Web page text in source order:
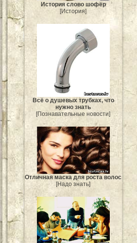
История слово шофёр
[История]
Всё о душевых трубках, что
нужно знать
[Познавательные новости]
Отличная маска для роста волос
[Надо знать]